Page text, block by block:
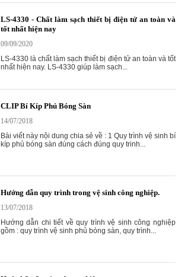
LS-4330 - Chất làm sạch thiết bị điện tử an toàn và
tốt nhất hiện nay
09/09/2020
LS-4330 là chất làm sạch thiết bị điện tử an toàn và tốt
nhất hiện nay. LS-4330 giúp làm sạch...
CLIP Bí Kíp Phủ Bóng Sàn
14/07/2018
Bài viết này nội dung chia sẻ về : 1 Quy trình vệ sinh bí
kíp phủ bóng sàn đúng cách đúng quy trinh...
Hướng dẫn quy trình trong vệ sinh công nghiệp.
13/07/2018
Hướng dẫn chi tiết về quy trình vệ sinh công nghiệp
gồm : quy trình vệ sinh phủ bóng sàn, quy trình...